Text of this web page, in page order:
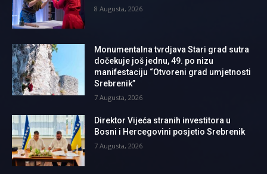
8 Augusta, 2026
Monumentalna tvrdjava Stari grad sutra
dočekuje još jednu, 49. po nizu
manifestaciju “Otvoreni grad umjetnosti
Srebrenik”
7 Augusta, 2026
Direktor Vijeća stranih investitora u
Bosni i Hercegovini posjetio Srebrenik
7 Augusta, 2026